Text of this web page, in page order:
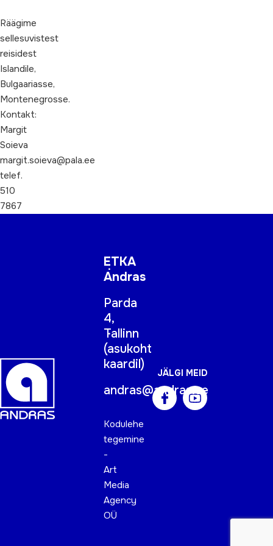
Räägime
sellesuvistest
reisidest
Islandile,
Bulgaariasse,
Montenegrosse.
Kontakt:
Margit
Soieva
margit.soieva@pala.ee
telef.
510
7867
ETKA
Andras
Parda
4,
Tallinn
(asukoht
kaardil)
andras@andras.ee
Kodulehe
tegemine
-
Art
Media
Agency
OÜ
JÄLGI MEID